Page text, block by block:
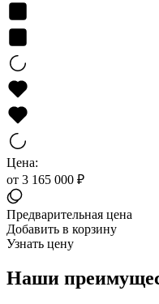
Цена:
от 3 165 000 ₽
Предварительная цена
Добавить в корзину
Узнать цену
Наши